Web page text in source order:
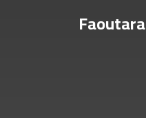
Faoutara